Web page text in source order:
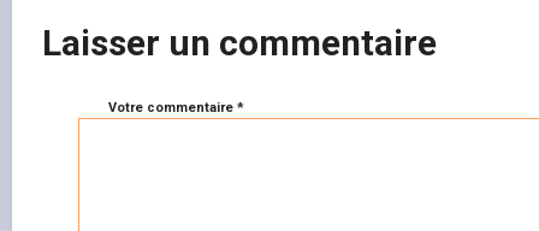
Laisser un commentaire
Votre commentaire *